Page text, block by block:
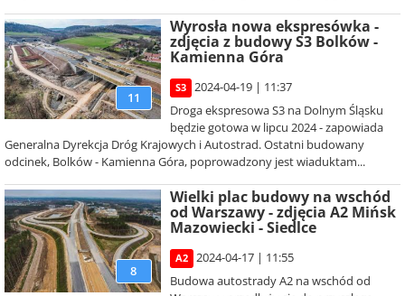
11
Wyrosła nowa ekspresówka -
zdjęcia z budowy S3 Bolków -
Kamienna Góra
S3
2024-04-19 | 11:37
Droga ekspresowa S3 na Dolnym Śląsku
będzie gotowa w lipcu 2024 - zapowiada
Generalna Dyrekcja Dróg Krajowych i Autostrad. Ostatni budowany
odcinek, Bolków - Kamienna Góra, poprowadzony jest wiaduktam...
8
Wielki plac budowy na wschód
od Warszawy - zdjęcia A2 Mińsk
Mazowiecki - Siedlce
A2
2024-04-17 | 11:55
Budowa autostrady A2 na wschód od